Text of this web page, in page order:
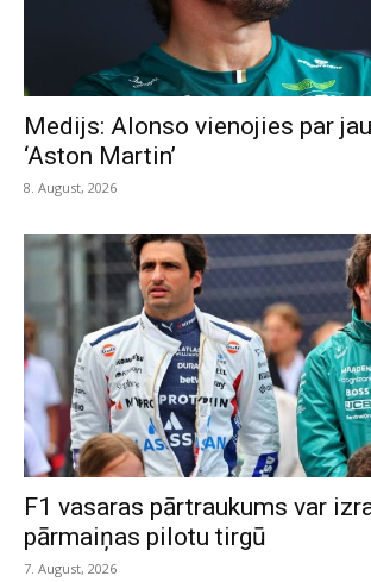
Medijs: Alonso vienojies par
‘Aston Martin’
8. August, 2026
F1 vasaras pārtraukums var
pārmaiņas pilotu tirgū
7. August, 2026